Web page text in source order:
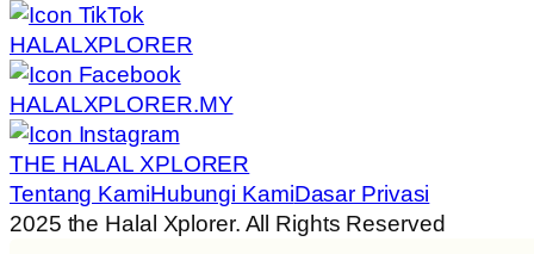
HALALXPLORER
HALALXPLORER.MY
THE HALAL XPLORER
Tentang KamiHubungi KamiDasar Privasi
2025 the Halal Xplorer. All Rights Reserved